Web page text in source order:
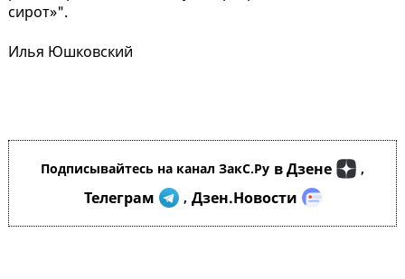
сирот»".
Илья Юшковский
Подписывайтесь на канал ЗакС.Ру в Дзене ,
Телеграм , Дзен.Новости